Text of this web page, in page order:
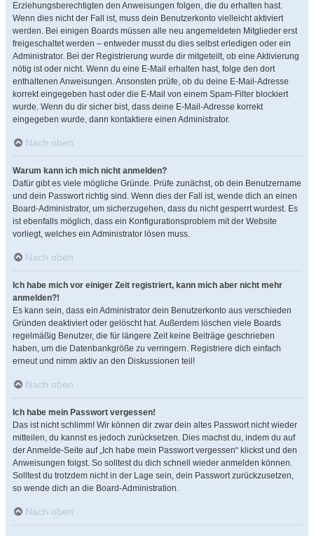
Erziehungsberechtigten den Anweisungen folgen, die du erhalten hast.
Wenn dies nicht der Fall ist, muss dein Benutzerkonto vielleicht aktiviert
werden. Bei einigen Boards müssen alle neu angemeldeten Mitglieder erst
freigeschaltet werden – entweder musst du dies selbst erledigen oder ein
Administrator. Bei der Registrierung wurde dir mitgeteilt, ob eine Aktivierung
nötig ist oder nicht. Wenn du eine E-Mail erhalten hast, folge den dort
enthaltenen Anweisungen. Ansonsten prüfe, ob du deine E-Mail-Adresse
korrekt eingegeben hast oder die E-Mail von einem Spam-Filter blockiert
wurde. Wenn du dir sicher bist, dass deine E-Mail-Adresse korrekt
eingegeben wurde, dann kontaktiere einen Administrator.
Nach oben
Warum kann ich mich nicht anmelden?
Dafür gibt es viele mögliche Gründe. Prüfe zunächst, ob dein Benutzername
und dein Passwort richtig sind. Wenn dies der Fall ist, wende dich an einen
Board-Administrator, um sicherzugehen, dass du nicht gesperrt wurdest. Es
ist ebenfalls möglich, dass ein Konfigurationsproblem mit der Website
vorliegt, welches ein Administrator lösen muss.
Nach oben
Ich habe mich vor einiger Zeit registriert, kann mich aber nicht mehr
anmelden?!
Es kann sein, dass ein Administrator dein Benutzerkonto aus verschieden
Gründen deaktiviert oder gelöscht hat. Außerdem löschen viele Boards
regelmäßig Benutzer, die für längere Zeit keine Beiträge geschrieben
haben, um die Datenbankgröße zu verringern. Registriere dich einfach
erneut und nimm aktiv an den Diskussionen teil!
Nach oben
Ich habe mein Passwort vergessen!
Das ist nicht schlimm! Wir können dir zwar dein altes Passwort nicht wieder
mitteilen, du kannst es jedoch zurücksetzen. Dies machst du, indem du auf
der Anmelde-Seite auf „Ich habe mein Passwort vergessen“ klickst und den
Anweisungen folgst. So solltest du dich schnell wieder anmelden können.
Solltest du trotzdem nicht in der Lage sein, dein Passwort zurückzusetzen,
so wende dich an die Board-Administration.
Nach oben